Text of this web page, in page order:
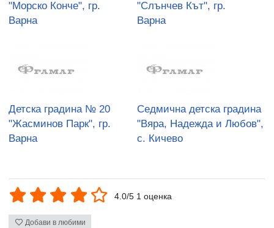
"Морско Конче", гр.
Варна
"Слънчев Кът", гр.
Варна
Детска градина № 20
"Жасминов Парк", гр.
Варна
Седмична детска градина
"Вяра, Надежда и Любов",
с. Кичево
4.0/5 1 оценка
Добави в любими